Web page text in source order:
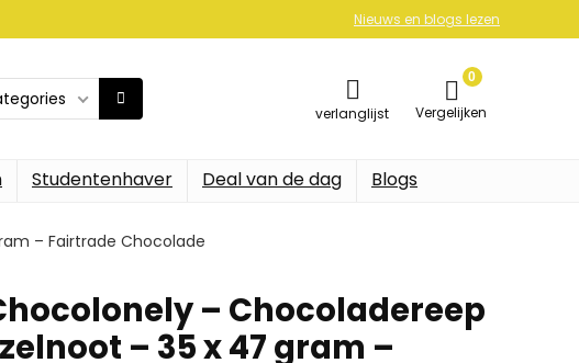
Nieuws en blogs lezen
verlanglijst
0
Vergelijken
Studentenhaver Deal van de dag Blogs
– Fairtrade Chocolade
– Chocoladereep
– 35 x 47 gram –